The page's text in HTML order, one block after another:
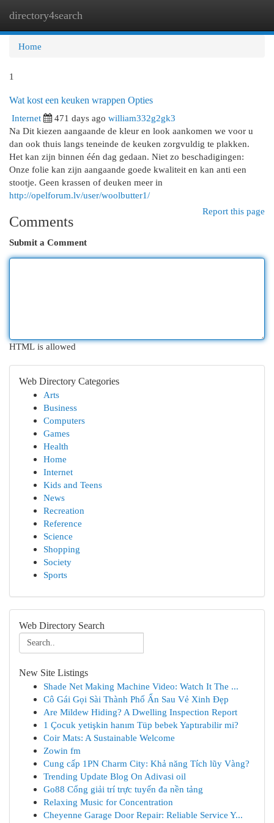
directory4search
Home
1
Wat kost een keuken wrappen Opties
Internet
471 days ago william332g2gk3
Na Dit kiezen aangaande de kleur en look aankomen we voor u
dan ook thuis langs teneinde de keuken zorgvuldig te plakken.
Het kan zijn binnen één dag gedaan. Niet zo beschadigingen:
Onze folie kan zijn aangaande goede kwaliteit en kan anti een
stootje. Geen krassen of deuken meer in
http://opelforum.lv/user/woolbutter1/
Report this page
Comments
Submit a Comment
HTML is allowed
Web Directory Categories
Arts
Business
Computers
Games
Health
Home
Internet
Kids and Teens
News
Recreation
Reference
Science
Shopping
Society
Sports
Web Directory Search
New Site Listings
Shade Net Making Machine Video: Watch It The ...
Cô Gái Gọi Sài Thành Phố Ẩn Sau Vẻ Xinh Đẹp
Are Mildew Hiding? A Dwelling Inspection Report
1 Çocuk yetişkin hanım Tüp bebek Yaptırabilir mi?
Coir Mats: A Sustainable Welcome
Zowin fm
Cung cấp 1PN Charm City: Khả năng Tích lũy Vàng?
Trending Update Blog On Adivasi oil
Go88 Cổng giải trí trực tuyến đa nền tảng
Relaxing Music for Concentration
Cheyenne Garage Door Repair: Reliable Service Y...